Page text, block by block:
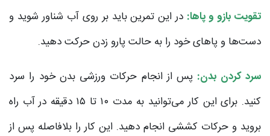
تقویت بازو و پاها: در این تمرین باید بر روی آب شناور شوید و
دست‌ها و پاهای خود را به حالت پارو زدن حرکت دهید.
سرد کردن بدن: پس از انجام حرکات ورزشی بدن خود را سرد
کنید. برای این کار می‌توانید به مدت ۱۰ تا ۱۵ دقیقه در آب راه
بروید و حرکات کششی انجام دهید. این کار را بلافاصله پس از